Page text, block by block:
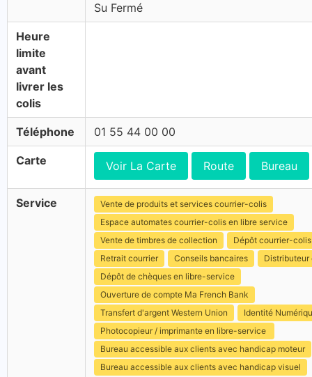
Su Fermé
Heure
limite
avant
livrer les
colis
Téléphone 01 55 44 00 00
Carte Voir La Carte Route Bureau
Service
Vente de produits et services courrier-colis
Espace automates courrier-colis en libre service
Vente de timbres de collection
Dépôt courrier-colis
Retrait courrier
Conseils bancaires
Distributeur
Dépôt de chèques en libre-service
Ouverture de compte Ma French Bank
Transfert d'argent Western Union
Identité
Photocopieur / imprimante en libre-service
Bureau accessible aux clients avec handicap moteur
Bureau accessible aux clients avec handicap visuel